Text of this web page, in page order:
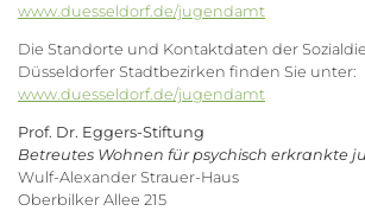
www.duesseldorf.de/jugendamt
Die Standorte und Kontaktdaten der
Düsseldorfer Stadtbezirken finden Sie unter:
www.duesseldorf.de/jugendamt
Prof. Dr. Eggers-Stiftung
Betreutes Wohnen für psychisch erkrankte
Wulf-Alexander Strauer-Haus
Oberbilker Allee 215